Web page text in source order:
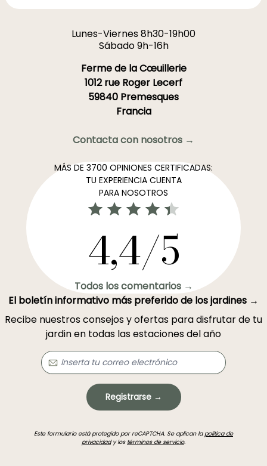
Lunes-Viernes 8h30-19h00
Sábado 9h-16h
Ferme de la Cœuillerie
1012 rue Roger Lecerf
59840 Premesques
Francia
Contacta con nosotros →
MÁS DE 3700 OPINIONES CERTIFICADAS:
TU EXPERIENCIA CUENTA
PARA NOSOTROS
4,4/5
Todos los comentarios →
El boletín informativo más preferido de los jardines →
Recibe nuestros consejos y ofertas para disfrutar de tu
jardin en todas las estaciones del año
Registrarse →
Este formulario está protegido por reCAPTCHA. Se aplican lapolítica de
privacidady los términos de servicio.